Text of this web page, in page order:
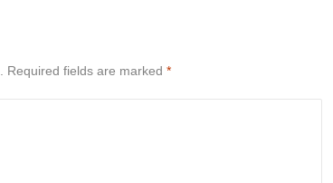
Required fields are marked *